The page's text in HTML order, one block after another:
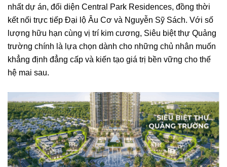
nhất dự án, đối diện Central Park Residences, đồng thời
kết nối trực tiếp Đại lộ Âu Cơ và Nguyễn Sỹ Sách. Với số
lượng hữu hạn cùng vị trí kim cương, Siêu biệt thự Quảng
trường chính là lựa chọn dành cho những chủ nhân muốn
khẳng định đẳng cấp và kiến tạo giá trị bền vững cho thế
hệ mai sau.